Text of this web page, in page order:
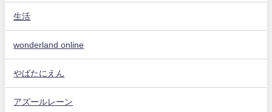
生活
wonderland online
やばたにえん
アズールレーン